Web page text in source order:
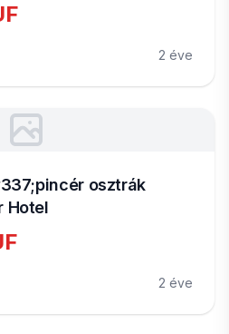
2 éve
osztrák
Hotel
2 éve